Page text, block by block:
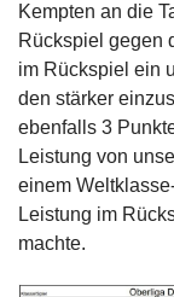
Kempten an die
Rückspiel gegen
im Rückspiel ein
den stärker
ebenfalls 3
Leistung von
einem
Leistung im
machte.